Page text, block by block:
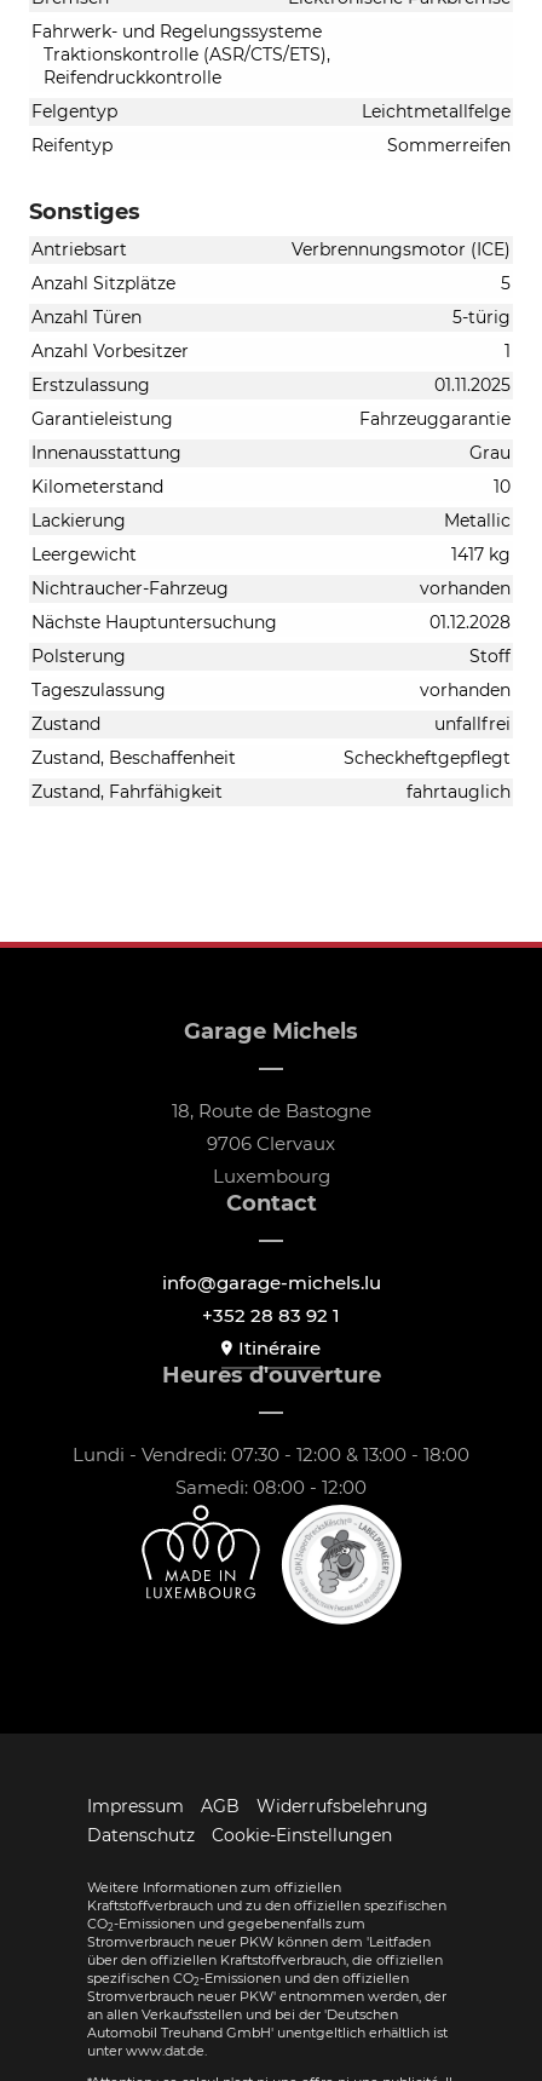
Fahrwerk- und Regelungssysteme
Traktionskontrolle (ASR/CTS/ETS),
Reifendruckkontrolle
Felgentyp
Leichtmetallfelge
Reifentyp
Sommerreifen
Sonstiges
Antriebsart
Verbrennungsmotor (ICE)
Anzahl Sitzplätze
5
Anzahl Türen
5-türig
Anzahl Vorbesitzer
1
Erstzulassung
01.11.2025
Garantieleistung
Fahrzeuggarantie
Innenausstattung
Grau
Kilometerstand
10
Lackierung
Metallic
Leergewicht
1417 kg
Nichtraucher-Fahrzeug
vorhanden
Nächste Hauptuntersuchung
01.12.2028
Polsterung
Stoff
Tageszulassung
vorhanden
Zustand
unfallfrei
Zustand, Beschaffenheit
Scheckheftgepflegt
Zustand, Fahrfähigkeit
fahrtauglich
Garage Michels
18, Route de Bastogne
9706 Clervaux
Luxembourg
Contact
info@garage-michels.lu
+352 28 83 92 1
Itinéraire
Heures d'ouverture
Lundi - Vendredi: 07:30 - 12:00 & 13:00 - 18:00
Samedi: 08:00 - 12:00
Impressum AGB
Widerrufsbelehrung
Datenschutz
Cookie-Einstellungen
Weitere Informationen zum offiziellen
Kraftstoffverbrauch und zu den offiziellen spezifischen
CO2-Emissionen und gegebenenfalls zum
Stromverbrauch neuer PKW können dem 'Leitfaden
über den offiziellen Kraftstoffverbrauch, die offiziellen
spezifischen CO2-Emissionen und den offiziellen
Stromverbrauch neuer PKW' entnommen werden, der
an allen Verkaufsstellen und bei der 'Deutschen
Automobil Treuhand GmbH' unentgeltlich erhältlich ist
unter www.dat.de.